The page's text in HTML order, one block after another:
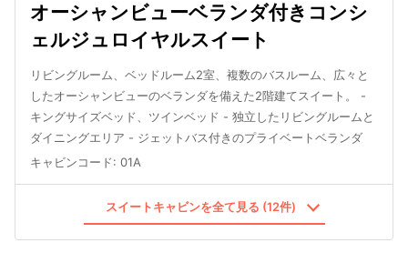
オーシャンビューベランダ付きコンシ
ェルジュロイヤルスイート
リビングルーム、ベッドルーム2室、複数のバスルーム、広々と
したオーシャンビューのベランダを備えた2階建てスイート。 -
キングサイズベッド、ツインベッド - 独立したリビングルームと
ダイニングエリア - ジェットバス付きのプライベートベランダ
キャビンコード: 01A
スイートキャビンを全て見る (12件)